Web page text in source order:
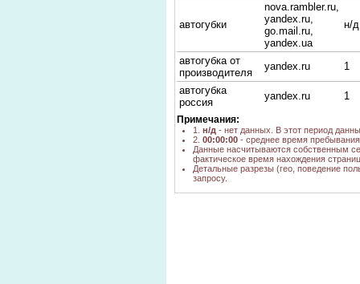
автогубки
nova.rambler.ru,
yandex.ru,
go.mail.ru,
yandex.ua
н/д
автогубка от
производителя
yandex.ru
1
автогубка
россия
yandex.ru
1
купить
автогубки оптом
yandex.ru
1
купить
автогубка
yandex.ru
1
большие
автогубки
Примечания:
1. н/д - нет данных. В этот период
2. 00:00:00 - среднее время
Данные насчитываются собственным
фактическое время нахождения
Детальные разрезы (гео, поведение
запросу.